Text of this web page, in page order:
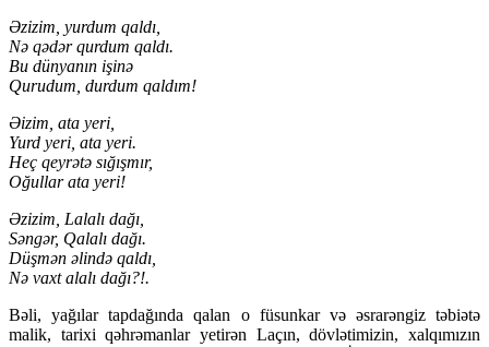
Əzizim, yurdum qaldı,
Nə qədər qurdum qaldı.
Bu dünyanın işinə
Qurudum, durdum qaldım!
Əizim, ata yeri,
Yurd yeri, ata yeri.
Heç qeyrətə sığışmır,
Oğullar ata yeri!
Əzizim, Lalalı dağı,
Səngər, Qalalı dağı.
Düşmən əlində qaldı,
Nə vaxt alalı dağı?!.
Bəli, yağılar tapdağında qalan o füsunkar və əsrarəngiz təbiətə
malik, tarixi qəhrəmanlar yetirən Laçın, dövlətimizin, xalqımızın